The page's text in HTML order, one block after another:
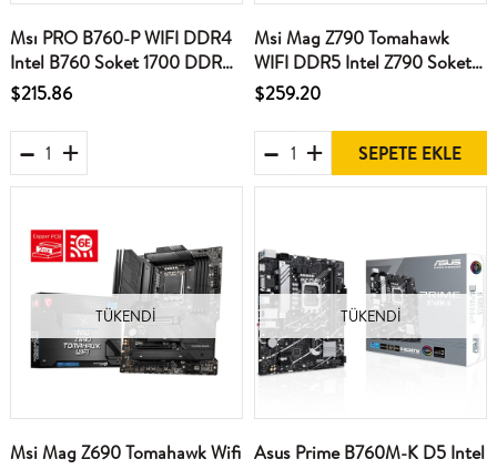
Msı PRO B760-P WIFI DDR4
Intel B760 Soket 1700 DDR4
5333(OC)MHz ATX Gaming
$215.86
Msi Mag Z790 Tomahawk
WIFI DDR5 Intel Z790 Soket
1700 DDR5 7200(OC)MHz
Anakart
$259.20
SEPETE EKLE
TÜKENDI
Msi Mag Z690 Tomahawk Wifi
TÜKENDI
Asus Prime B760M-K D5 Intel